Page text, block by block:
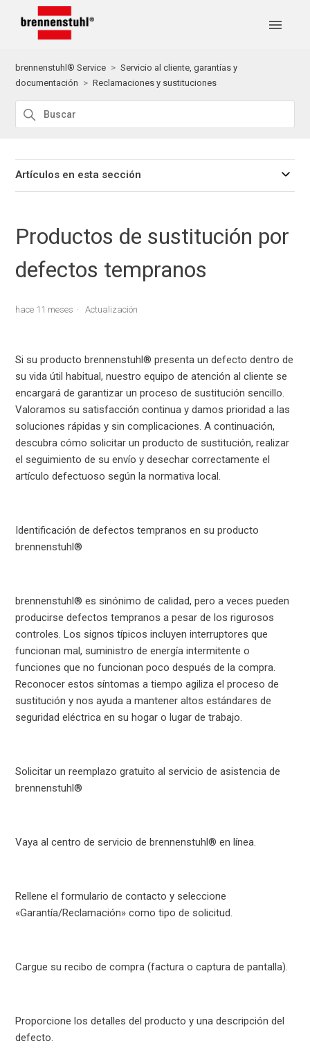
brennenstuhl® Service
Servicio al cliente, garantías y
documentación
Reclamaciones y sustituciones
Artículos en esta sección
Productos de sustitución por
defectos tempranos
hace 11 meses Actualización
Si su producto brennenstuhl® presenta un defecto dentro de
su vida útil habitual, nuestro equipo de atención al cliente se
encargará de garantizar un proceso de sustitución sencillo.
Valoramos su satisfacción continua y damos prioridad a las
soluciones rápidas y sin complicaciones. A continuación,
descubra cómo solicitar un producto de sustitución, realizar
el seguimiento de su envío y desechar correctamente el
artículo defectuoso según la normativa local.
Identificación de defectos tempranos en su producto
brennenstuhl®
brennenstuhl® es sinónimo de calidad, pero a veces pueden
producirse defectos tempranos a pesar de los rigurosos
controles. Los signos típicos incluyen interruptores que
funcionan mal, suministro de energía intermitente o
funciones que no funcionan poco después de la compra.
Reconocer estos síntomas a tiempo agiliza el proceso de
sustitución y nos ayuda a mantener altos estándares de
seguridad eléctrica en su hogar o lugar de trabajo.
Solicitar un reemplazo gratuito al servicio de asistencia de
brennenstuhl®
Vaya al centro de servicio de brennenstuhl® en línea.
Rellene el formulario de contacto y seleccione
«Garantía/Reclamación» como tipo de solicitud.
Cargue su recibo de compra (factura o captura de pantalla).
Proporcione los detalles del producto y una descripción del
defecto.